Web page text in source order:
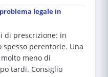
legale in
di prescrizione: in
spesso perentorie. Una
meno di
tardi. Consiglio